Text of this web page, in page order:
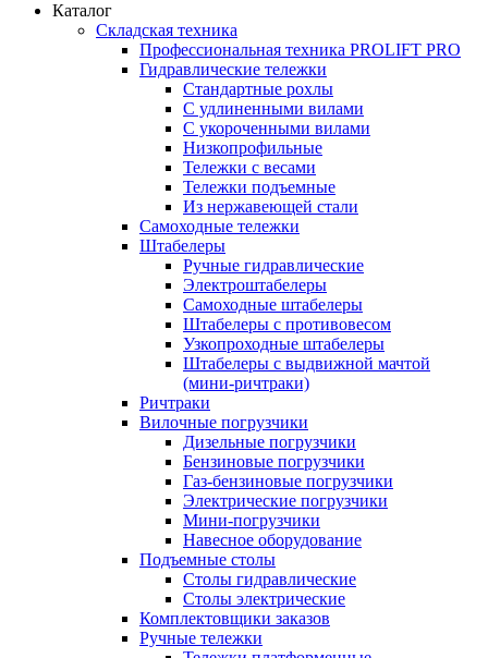
Каталог
Складская техника
Профессиональная техника PROLIFT PRO
Гидравлические тележки
Стандартные рохлы
С удлиненными вилами
С укороченными вилами
Низкопрофильные
Тележки с весами
Тележки подъемные
Из нержавеющей стали
Самоходные тележки
Штабелеры
Ручные гидравлические
Электроштабелеры
Самоходные штабелеры
Штабелеры с противовесом
Узкопроходные штабелеры
Штабелеры с выдвижной мачтой
(мини-ричтраки)
Ричтраки
Вилочные погрузчики
Дизельные погрузчики
Бензиновые погрузчики
Газ-бензиновые погрузчики
Электрические погрузчики
Мини-погрузчики
Навесное оборудование
Подъемные столы
Столы гидравлические
Столы электрические
Комплектовщики заказов
Ручные тележки